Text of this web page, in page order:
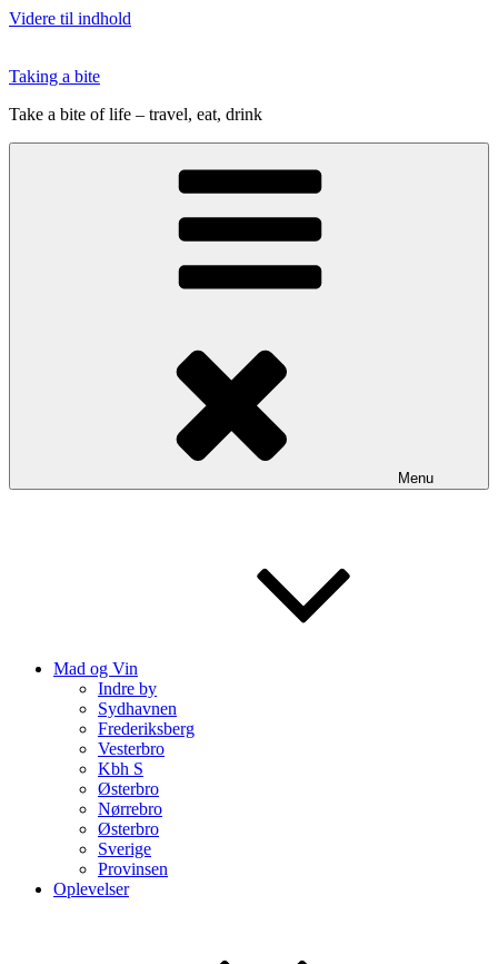
Videre til indhold
Taking a bite
Take a bite of life – travel, eat, drink
Menu
Mad og Vin
Indre by
Sydhavnen
Frederiksberg
Vesterbro
Kbh S
Østerbro
Nørrebro
Østerbro
Sverige
Provinsen
Oplevelser